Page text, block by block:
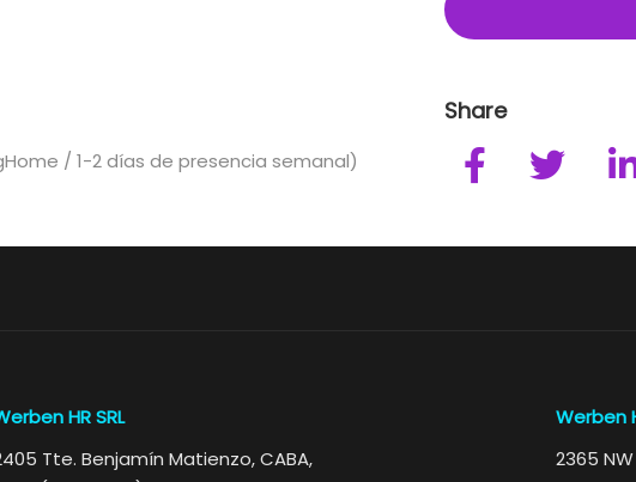
/ 1-2 días de presencia semanal)
Share
HR SRL
Tte. Benjamín Matienzo, CABA,
Werben
2365